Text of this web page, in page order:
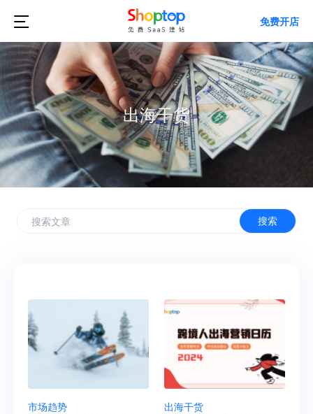
 免费开店
出海干货
搜索
市场趋势 出海干货